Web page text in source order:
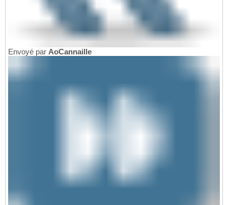
Envoyé par AoCannaille